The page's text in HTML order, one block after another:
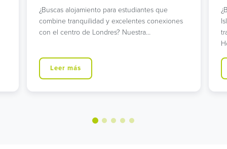
¿Buscas alojamiento para estudiantes en
Islington con excelentes conexiones de
transporte? Nuestra moderna residencia en
Leer más